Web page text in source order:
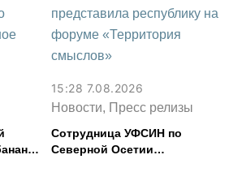
15:28 7.08.2026
Новости, Пресс релизы
Сотрудница УФСИН по
Северной Осетии